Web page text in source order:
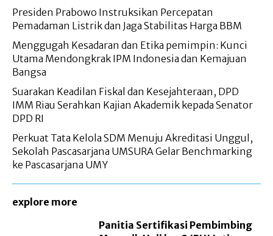
Presiden Prabowo Instruksikan Percepatan
Pemadaman Listrik dan Jaga Stabilitas Harga BBM
Menggugah Kesadaran dan Etika pemimpin: Kunci
Utama Mendongkrak IPM Indonesia dan Kemajuan
Bangsa
Suarakan Keadilan Fiskal dan Kesejahteraan, DPD
IMM Riau Serahkan Kajian Akademik kepada Senator
DPD RI
Perkuat Tata Kelola SDM Menuju Akreditasi Unggul,
Sekolah Pascasarjana UMSURA Gelar Benchmarking
ke Pascasarjana UMY
explore more
Panitia Sertifikasi Pembimbing